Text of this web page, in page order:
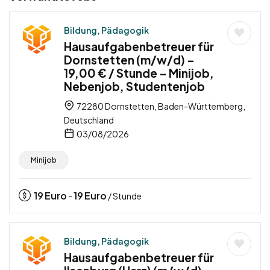
Bildung, Pädagogik
Hausaufgabenbetreuer für
Dornstetten (m/w/d) –
19,00 € / Stunde – Minijob,
Nebenjob, Studentenjob
72280 Dornstetten, Baden-Württemberg,
Deutschland
03/08/2026
Minijob
19Euro -19Euro / Stunde
Bildung, Pädagogik
Hausaufgabenbetreuer für